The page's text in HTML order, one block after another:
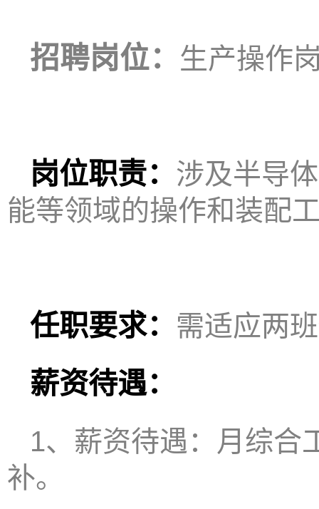
招聘岗位： 生产操作
岗位职责： 涉及半导
能等领域的操作和装配
任职要求： 需适应两
薪资待遇：
1、薪资待遇：月综合
补。